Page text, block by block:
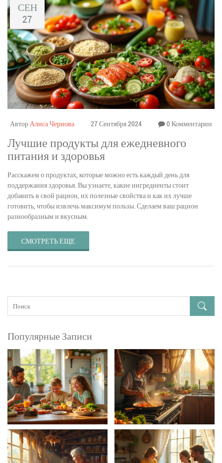
СЕН
27
АвторАлиса Чернова 27 Сентября 2024 0 Комментарии
Лучшие продукты для ежедневного
питания и здоровья
Расскажем о продуктах, которые можно есть каждый день для
поддержания здоровья. Вы узнаете, какие ингредиенты стоит
добавить в свой рацион, их полезные свойства и как их лучше
готовить, чтобы извлечь максимум пользы. Сделаем ваш рацион
разнообразным и вкусным.
СМОТРЕТЬ ЕЩЕ
Популярные Записи